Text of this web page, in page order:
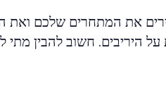
את המתחרים שלכם
היריבים. חשוב להבין מתי